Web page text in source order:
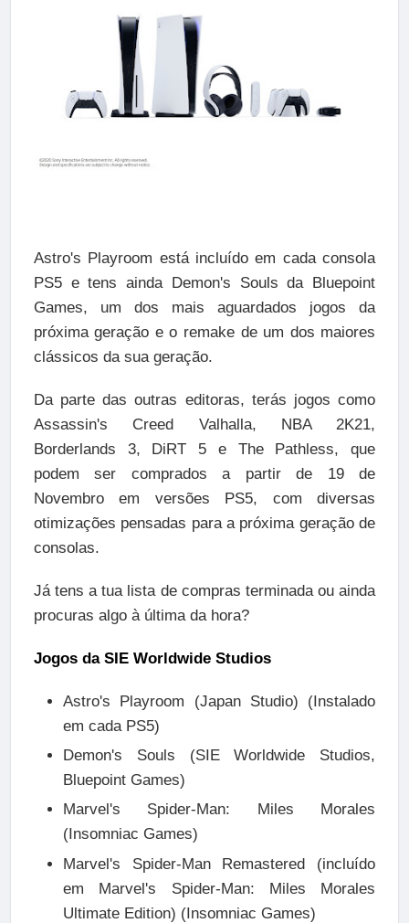
Astro's Playroom está incluído em cada consola
PS5 e tens ainda Demon's Souls da Bluepoint
Games, um dos mais aguardados jogos da
próxima geração e o remake de um dos maiores
clássicos da sua geração.
Da parte das outras editoras, terás jogos como
Assassin's Creed Valhalla, NBA 2K21,
Borderlands 3, DiRT 5 e The Pathless, que
podem ser comprados a partir de 19 de
Novembro em versões PS5, com diversas
otimizações pensadas para a próxima geração de
consolas.
Já tens a tua lista de compras terminada ou ainda
procuras algo à última da hora?
Jogos da SIE Worldwide Studios
Astro's Playroom (Japan Studio) (Instalado
em cada PS5)
Demon's Souls (SIE Worldwide Studios,
Bluepoint Games)
Marvel's Spider-Man: Miles Morales
(Insomniac Games)
Marvel's Spider-Man Remastered (incluído
em Marvel's Spider-Man: Miles Morales
Ultimate Edition) (Insomniac Games)